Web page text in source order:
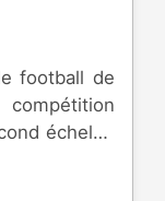
football de
échelon
régulière